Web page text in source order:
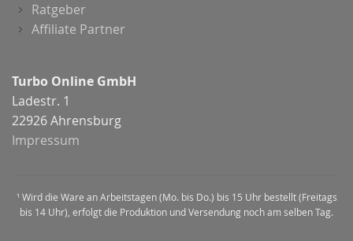
Ratgeber
Affiliate Partner
Turbo Online GmbH
Ladestr. 1
22926 Ahrensburg
Impressum
¹ Wird die Ware an Arbeitstagen (Mo. bis Do.) bis 15 Uhr bestellt (Freitags
bis 14 Uhr), erfolgt die Produktion und Versendung noch am selben Tag.